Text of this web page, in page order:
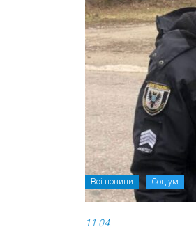
Всі новини Соціум
11.04.